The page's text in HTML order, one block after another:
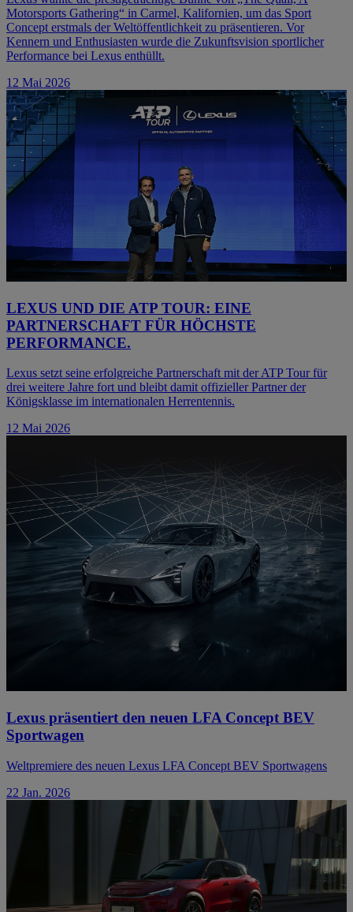
Motorsports Gathering“ in Carmel, Kalifornien, um das Sport
Concept erstmals der Weltöffentlichkeit zu präsentieren. Vor
Kennern und Enthusiasten wurde die Zukunftsvision sportlicher
Performance bei Lexus enthüllt.
12 Mai 2026
LEXUS UND DIE ATP TOUR: EINE
PARTNERSCHAFT FÜR HÖCHSTE
PERFORMANCE.
Lexus setzt seine erfolgreiche Partnerschaft mit der ATP Tour für
drei weitere Jahre fort und bleibt damit offizieller Partner der
Königsklasse im internationalen Herrentennis.
12 Mai 2026
Lexus präsentiert den neuen LFA Concept BEV
Sportwagen
Weltpremiere des neuen Lexus LFA Concept BEV Sportwagens
22 Jan. 2026